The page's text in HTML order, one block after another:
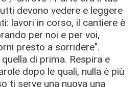
devono vedere e leggere
lavori in corso, il cantiere è
per noi e per voi,
presto a sorridere".
di prima. Respira e
dopo le quali, nulla è più
ti serve una nuova una